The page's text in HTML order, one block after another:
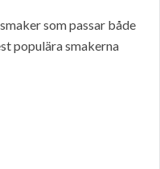
som passar både
populära smakerna